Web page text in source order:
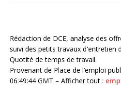
Rédaction de DCE, analyse des
suivi des petits travaux d'entretien
Quotité de temps de travail.
Provenant de Place de l’emploi
06:49:44 GMT – Afficher tout :